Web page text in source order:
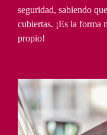
seguridad, sabiendo
cubiertas. ¡Es la forma
propio!